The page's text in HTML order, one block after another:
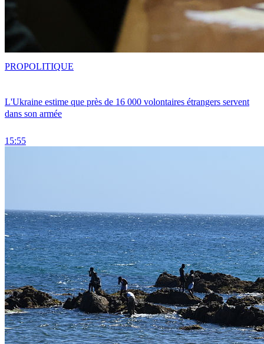
L'Ukraine estime que près de 16 000 volontaires étrangers servent
dans son armée
15:55
PROPOLITIQUE